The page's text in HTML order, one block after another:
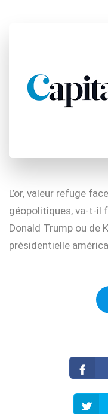
L’or, valeur refuge
géopolitiques, va-t-il
Donald Trump ou de
présidentielle